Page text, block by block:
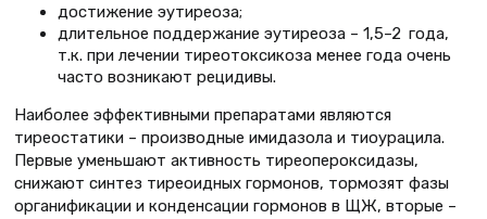
достижение эутиреоза;
длительное поддержание эутиреоза – 1,5–2 года,
т.к. при лечении тиреотоксикоза менее года очень
часто возникают рецидивы.
Наиболее эффективными препаратами являются
тиреостатики – производные имидазола и тиоурацила.
Первые уменьшают активность тиреопероксидазы,
снижают синтез тиреоидных гормонов, тормозят фазы
органификации и конденсации гормонов в ЩЖ, вторые –